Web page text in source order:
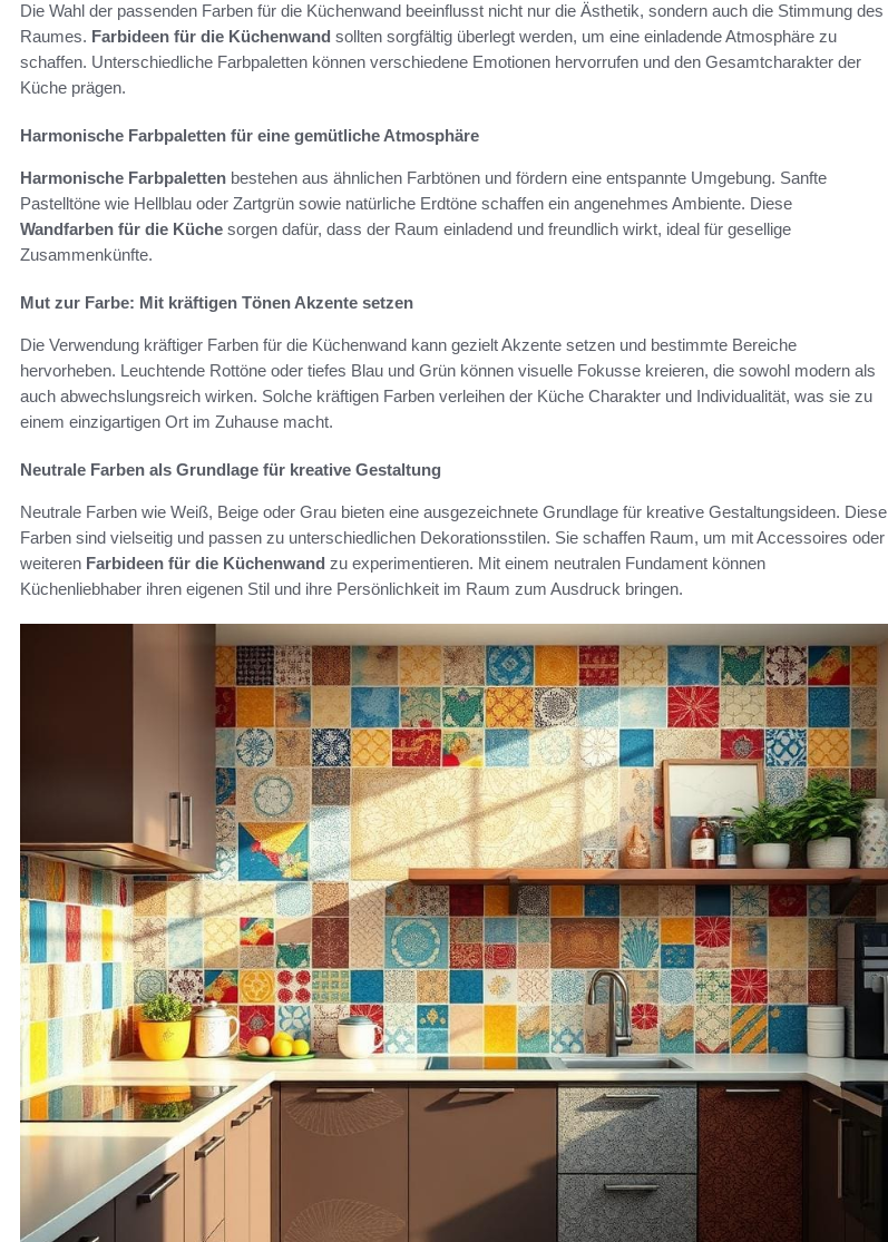
Die Wahl der passenden Farben für die Küchenwand beeinflusst nicht nur die Ästhetik, sondern auch die Stimmung des
Raumes. Farbideen für die Küchenwand sollten sorgfältig überlegt werden, um eine einladende Atmosphäre zu
schaffen. Unterschiedliche Farbpaletten können verschiedene Emotionen hervorrufen und den Gesamtcharakter der
Küche prägen.
Harmonische Farbpaletten für eine gemütliche Atmosphäre
Harmonische Farbpaletten bestehen aus ähnlichen Farbtönen und fördern eine entspannte Umgebung. Sanfte
Pastelltöne wie Hellblau oder Zartgrün sowie natürliche Erdtöne schaffen ein angenehmes Ambiente. Diese
Wandfarben für die Küche sorgen dafür, dass der Raum einladend und freundlich wirkt, ideal für gesellige
Zusammenkünfte.
Mut zur Farbe: Mit kräftigen Tönen Akzente setzen
Die Verwendung kräftiger Farben für die Küchenwand kann gezielt Akzente setzen und bestimmte Bereiche
hervorheben. Leuchtende Rottöne oder tiefes Blau und Grün können visuelle Fokusse kreieren, die sowohl modern als
auch abwechslungsreich wirken. Solche kräftigen Farben verleihen der Küche Charakter und Individualität, was sie zu
einem einzigartigen Ort im Zuhause macht.
Neutrale Farben als Grundlage für kreative Gestaltung
Neutrale Farben wie Weiß, Beige oder Grau bieten eine ausgezeichnete Grundlage für kreative Gestaltungsideen. Diese
Farben sind vielseitig und passen zu unterschiedlichen Dekorationsstilen. Sie schaffen Raum, um mit Accessoires oder
weiteren Farbideen für die Küchenwand zu experimentieren. Mit einem neutralen Fundament können
Küchenliebhaber ihren eigenen Stil und ihre Persönlichkeit im Raum zum Ausdruck bringen.